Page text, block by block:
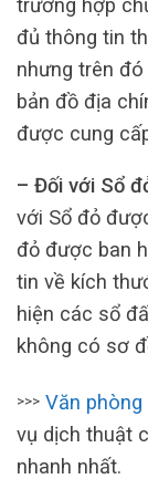
trường hợp
đủ thông tin
nhưng trên
bản đồ địa
được cung
– Đối với Sổ
với Sổ đỏ
đỏ được ban
tin về kích
hiện các sổ
không có sơ
>>> Văn
vụ dịch thuật
nhanh nhất.